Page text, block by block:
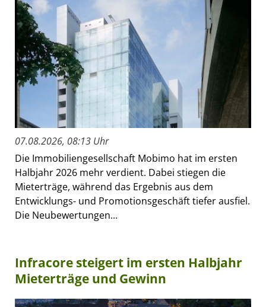
07.08.2026, 08:13 Uhr
Die Immobiliengesellschaft Mobimo hat im ersten
Halbjahr 2026 mehr verdient. Dabei stiegen die
Mieterträge, während das Ergebnis aus dem
Entwicklungs- und Promotionsgeschäft tiefer ausfiel.
Die Neubewertungen...
Infracore steigert im ersten Halbjahr
Mieterträge und Gewinn